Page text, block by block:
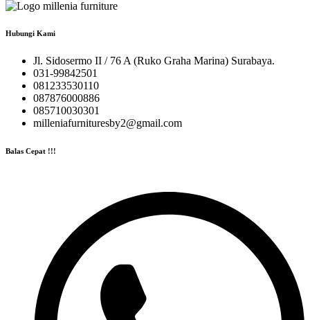
Hubungi Kami
Jl. Sidosermo II / 76 A (Ruko Graha Marina) Surabaya.
031-99842501
081233530110
087876000886
085710030301
milleniafurnituresby2@gmail.com
Balas Cepat !!!